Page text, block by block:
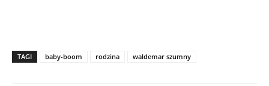
TAGI baby-boom rodzina waldemar szumny